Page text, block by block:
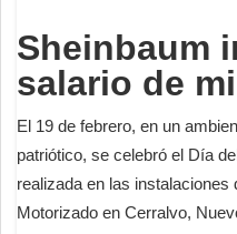
Sheinbaum
salario de
El 19 de febrero, en un
patriótico, se celebró el Día
realizada en las
Motorizado en Cerralvo,